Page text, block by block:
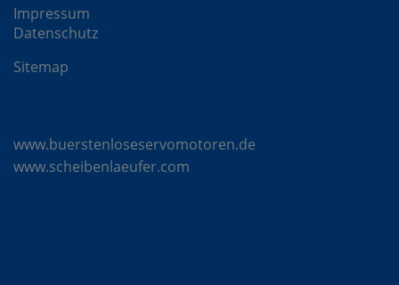
Impressum
Datenschutz
Sitemap
www.buerstenloseservomotoren.de
www.scheibenlaeufer.com